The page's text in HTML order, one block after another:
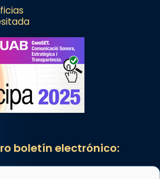
boletín electrónico: